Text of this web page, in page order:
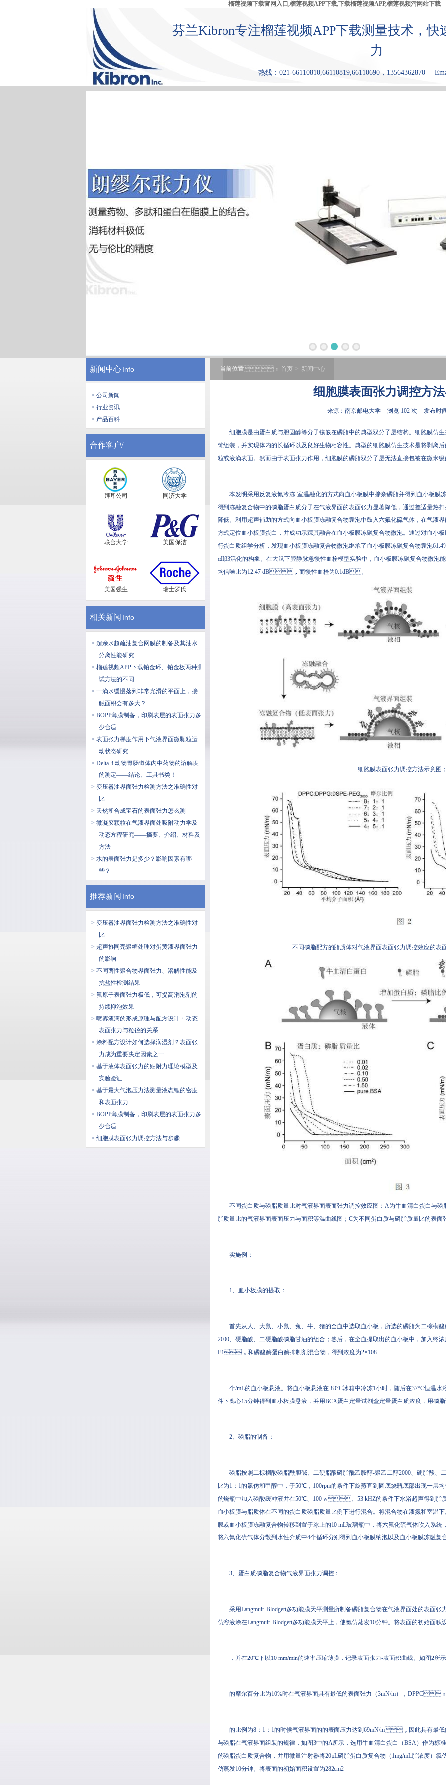
榴莲视频下载官网入口,榴莲视频APP下载,下载榴莲视频APP,榴莲视频污网站下载
芬兰Kibron专注榴莲视频APP下载测量技术，
力
热线：021-66110810,66110819,66110690，13564362870
首 页 产品中心 张力仪 下载榴莲视 榴莲视频污 原理和优点
新闻中心Info
> 公司新闻
> 行业资讯
> 产品百科
合作客户/
拜耳公司 同济大学
联合大学 美国保洁
美国强生 瑞士罗氏
相关新闻 Info
> 超亲水超疏油复合网膜的制备及其油水
分离性能研究
> 榴莲视频APP下载铂金环、铂金板两种测
试方法的不同
> 一滴水缓慢落到非常光滑的平面上，接
触面积会有多大？
> BOPP薄膜制备，印刷表层的表面张力多
少合适
> 表面张力梯度作用下气液界面微颗粒运
动状态研究
> Delta-8 动物胃肠道体内中药物的溶解度
的测定——结论、工具书类！
> 变压器油界面张力检测方法之准确性对
比
> 天然和合成宝石的表面张力怎么测
> 微凝胶颗粒在气液界面处吸附动力学及
动态方程研究——摘要、介绍、材料及
方法
> 水的表面张力是多少？影响因素有哪
些？
推荐新闻 Info
> 变压器油界面张力检测方法之准确性对
比
> 超声协同壳聚糖处理对蛋黄液界面张力
的影响
> 不同两性聚合物界面张力、溶解性能及
抗盐性检测结果
> 氟原子表面张力极低，可提高消泡剂的
持续抑泡效果
> 喷雾液滴的形成原理与配方设计：动态
表面张力与粒径的关系
> 涂料配方设计如何选择润湿剂？表面张
力成为重要决定因素之一
> ​基于液体表面张力的贴附力理论模型及
实验验证
> 基于最大气泡压力法测量液态锂的密度
和表面张力
> BOPP薄膜制备，印刷表层的表面张力多
少合适
> 细胞膜表面张力调控方法与步骤
当前位置： 首页 > 新闻中心
细胞膜表面张力调控方
来源：南京邮电大学 浏览 102 次 发布时
细胞膜是由蛋白质与胆固醇等分子镶嵌在磷脂中的典型双分子层结构。细胞膜仿
饰组装，并实现体内的长循环以及良好生物相容性。典型的细胞膜仿生技术是将
粒或液滴表面。然而由于表面张力作用，细胞膜的磷脂双分子层无法直接包被在微米级的
本发明采用反复液氮冷冻-室温融化的方式向血小板膜中掺杂磷脂并得到血小板膜冻
得到冻融复合物中的磷脂蛋白质分子在气液界面的表面张力显著降低，通过差适量
降低。利用超声辅助的方式向血小板膜冻融复合物囊泡中鼓入六氟化硫气体，在气液
方式定位血小板膜蛋白，并成功示踪其融合在血小板膜冻融复合物微泡。通过对血
行蛋白质组学分析，发现血小板膜冻融复合物微泡继承了血小板膜冻融复合物囊泡
αIIβ3活化的构象。在大鼠下腔静脉急慢性血栓模型实验中，血小板膜冻融复合物微泡
均信噪比为12.47 dB，而慢性血栓为0.1dB。
细胞膜表面张力调控方法示意图
不同磷脂配方的脂质体对气液界面表面张力调控效应的表面
不同蛋白质与磷脂质量比对气液界面表面张力调控效应图：A为牛血清白蛋白与
脂质量比的气液界面表面压力与面积等温曲线图；C为不同蛋白质与磷脂质量比的表面张
实施例：
1、血小板膜的提取：
首先从人、大鼠、小鼠、兔、牛、猪的全血中选取血小板，所选的磷脂为
2000、硬脂酸、二硬脂酸磷脂甘油的组合；然后，在全血提取出的血小板中，加
E1，和磷酸酶蛋白酶抑制剂混合物，得到浓度为2×108
个/mL的血小板悬液。将血小板悬液在-80°C冰箱中冷冻1小时，随后在37°C恒温
件下离心15分钟得到血小板膜悬液，并用BCA蛋白定量试剂盒定量蛋白质浓度，用磷脂
2、磷脂的制备：
磷脂按照二棕榈酸磷脂酰胆碱、二硬脂酸磷脂酰乙胺醇-聚乙二醇2000、硬脂酸
比为1：1的氯仿和甲醇中，于50℃，100rpm的条件下旋蒸直到圆底烧瓶底部出现一层均
的烧瓶中加入磷酸缓冲液并在50℃、100 w、53 kHZ的条件下水浴超声得到脂质体
血小板膜与脂质体在不同的蛋白质磷脂质量比例下进行混合。将混合物在液氮和室温
膜或血小板膜冻融复合物转移到置于冰上的10 mL玻璃瓶中，将六氟化硫气体吹入系
将六氟化硫气体分散到水性介质中4个循环分别得到血小板膜纳泡以及血小板膜冻融复合物
3、蛋白质磷脂复合物气液界面张力调控：
采用Langmuir-Blodgett多功能膜天平测量所制备磷脂复合物在气液界面处的表面张力
仿溶液涂在Langmuir-Blodgett多功能膜天平上，使氯仿蒸发10分钟。将表面的初始面积
，并在20℃下以10 mm/min的速率压缩薄膜，记录表面张力-表面积曲线。如图2所
的摩尔百分比为10%时在气液界面具有最低的表面张力（3mN/m），
的比例为8：1：1的时候气液界面的的表面压力达到69mN/m，因此具有最
与磷脂在气液界面组装的规律，如图3中的A所示，选用牛血清白蛋白（BSA）作为标
的磷脂蛋白质复合物，并用微量注射器将20µL磷脂蛋白质复合物（1mg/mL脂浓度）
仿蒸发10分钟。将表面的初始面积设置为282cm2